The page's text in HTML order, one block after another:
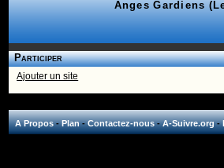
Anges Gardiens
Participer
Ajouter un site
A Propos-Plan-Contactez-nous-A-Suivre.org-